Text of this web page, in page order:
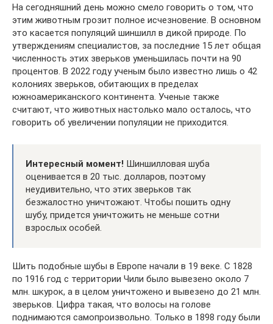
На сегодняшний день можно смело говорить о том, что
этим животным грозит полное исчезновение. В основном
это касается популяций шиншилл в дикой природе. По
утверждениям специалистов, за последние 15 лет общая
численность этих зверьков уменьшилась почти на 90
процентов. В 2022 году ученым было известно лишь о 42
колониях зверьков, обитающих в пределах
южноамериканского континента. Ученые также
считают, что животных настолько мало осталось, что
говорить об увеличении популяции не приходится.
Интересный момент! Шиншилловая шуба
оценивается в 20 тыс. долларов, поэтому
неудивительно, что этих зверьков так
безжалостно уничтожают. Чтобы пошить одну
шубу, придется уничтожить не меньше сотни
взрослых особей.
Шить подобные шубы в Европе начали в 19 веке. С 1828
по 1916 год с территории Чили было вывезено около 7
млн. шкурок, а в целом уничтожено и вывезено до 21 млн.
зверьков. Цифра такая, что волосы на голове
поднимаются самопроизвольно. Только в 1898 году были